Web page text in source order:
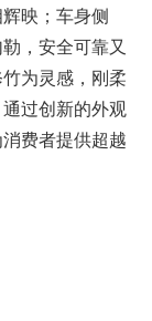
映；车身侧
，安全可靠又
为灵感，刚柔
过创新的外观
费者提供超越